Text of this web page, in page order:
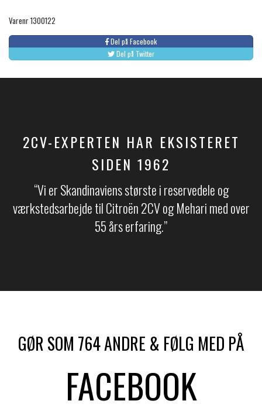
Varenr 1300122
Del på Facebook
Del på Twitter
2CV-EXPERTEN HAR EKSISTERET
SIDEN 1962
“Vi er Skandinaviens største i reservedele og
værkstedsarbejde til Citroën 2CV og Mehari med over
55 års erfaring.​​”
GØR SOM 764 ANDRE & FØLG MED PÅ
FACEBOOK